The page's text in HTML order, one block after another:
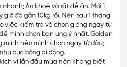
Ăn khoẻ và rất dễ ăn. Mới 1
đã gần 10kg rồi. Nên sau 1 tháng
việc kiểm tra và chọn giống ngay từ
mình chọn bạn ưng ý nhất. Golden
minh nên mình chọn ngay từ đầu;
cục bông di động.
vì lần đầu mua nên không biết